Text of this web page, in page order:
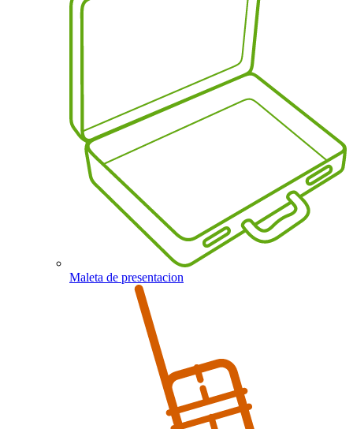
Maleta de presentacion